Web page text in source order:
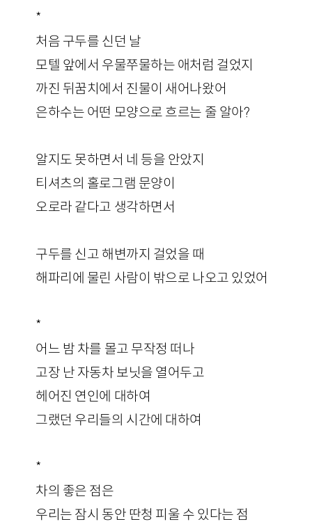
*
처음 구두를 신던 날
모텔 앞에서 우물쭈물하는 애처럼 걸었지
까진 뒤꿈치에서 진물이 새어나왔어
은하수는 어떤 모양으로 흐르는 줄 알아?
알지도 못하면서 네 등을 안았지
티셔츠의 홀로그램 문양이
오로라 같다고 생각하면서
구두를 신고 해변까지 걸었을 때
해파리에 물린 사람이 밖으로 나오고 있었어
*
어느 밤 차를 몰고 무작정 떠나
고장 난 자동차 보닛을 열어두고
헤어진 연인에 대하여
그랬던 우리들의 시간에 대하여
*
차의 좋은 점은
우리는 잠시 동안 딴청 피울 수 있다는 점